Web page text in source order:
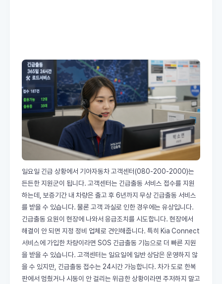
일요일 긴급 상황에서 기아자동차 고객센터(080-200-2000)는
든든한 지원군이 됩니다. 고객센터는 긴급출동 서비스 접수를 지원
하는데, 보증기간 내 차량은 출고 후 6년까지 무상 긴급출동 서비스
를 받을 수 있습니다. 물론 고객 과실로 인한 경우에는 유상입니다.
긴급출동 요원이 현장에 나와서 응급조치를 시도합니다. 현장에서
해결이 안 되면 지정 정비 업체로 견인해줍니다. 특히 Kia Connect
서비스에 가입한 차량이라면 SOS 긴급출동 기능으로 더 빠른 지원
을 받을 수 있습니다. 고객센터는 일요일에 일반 상담은 운영하지 않
을 수 있지만, 긴급출동 접수는 24시간 가능합니다. 차가 도로 한복
판에서 멈췄거나 시동이 안 걸리는 위급한 상황이라면 주저하지 말고